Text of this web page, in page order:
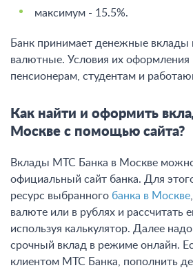
максимум - 15.5%.
Банк принимает денежные вклады
валютные. Условия их оформления
пенсионерам, студентам и
Как найти и оформить
Москве с помощью сайта?
Вклады МТС Банка в Москве
официальный сайт банка. Для
ресурс выбранного банка в Москве
валюте или в рублях и рассчитать
используя калькулятор. Далее
срочный вклад в режиме онлайн.
клиентом МТС Банка, пополнить